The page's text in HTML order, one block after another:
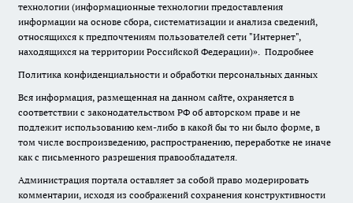
технологии (информационные технологии предоставления
информации на основе сбора, систематизации и анализа сведений,
относящихся к предпочтениям пользователей сети "Интернет",
находящихся на территории Российской Федерации)». Подробнее
Политика конфиденциальности и обработки персональных данных
Вся информация, размещенная на данном сайте, охраняется в
соответствии с законодательством РФ об авторском праве и не
подлежит использованию кем-либо в какой бы то ни было форме, в
том числе воспроизведению, распространению, переработке не иначе
как с письменного разрешения правообладателя.
Администрация портала оставляет за собой право модерировать
комментарии, исходя из соображений сохранения конструктивности